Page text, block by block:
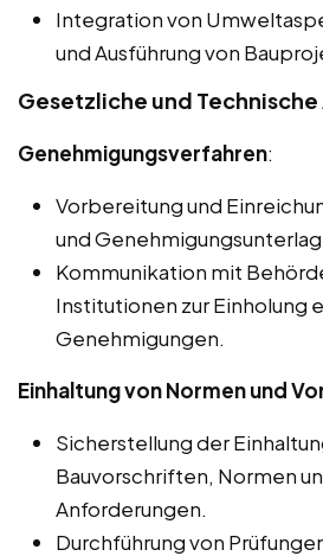
Integration von
und Ausführung von
Gesetzliche und
Genehmigungsverfahren:
Vorbereitung und
und
Kommunikation mit
Institutionen zur Einholung
Genehmigungen.
Einhaltung von Normen und
Sicherstellung der
Bauvorschriften, Normen
Anforderungen.
Durchführung von